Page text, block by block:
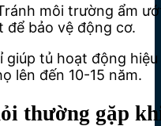
môi trường ẩm
để bảo vệ động cơ.
giúp tủ hoạt động hiệu
lên đến 10-15 năm.
thường gặp